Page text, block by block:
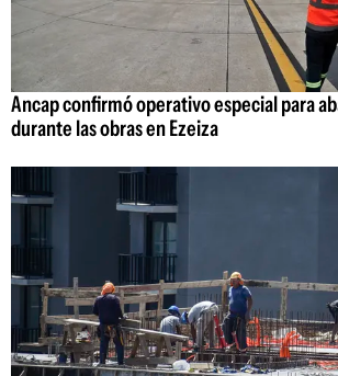
Ancap confirmó operativo especial para
durante las obras en Ezeiza